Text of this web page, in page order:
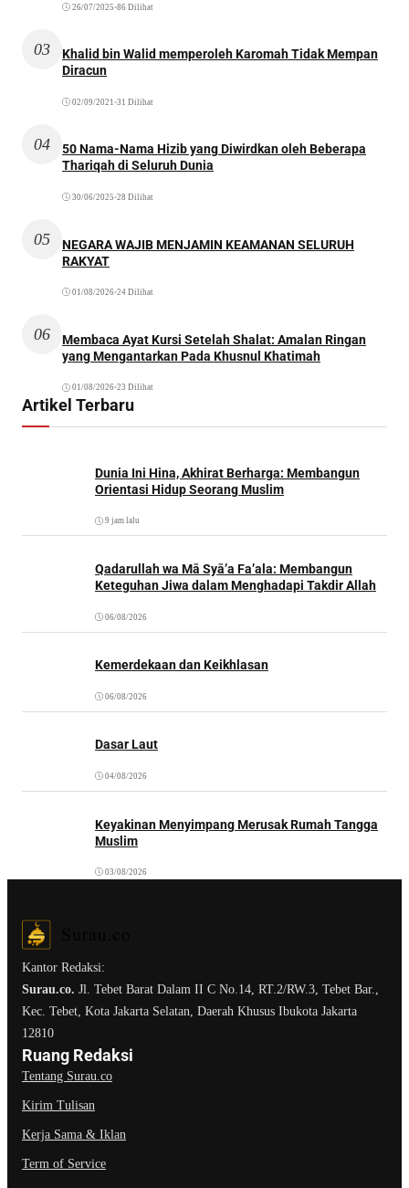
26/07/2025 •86 Dilihat
03
Khalid bin Walid memperoleh Karomah Tidak Mempan
Diracun
02/09/2021 •31 Dilihat
04
50 Nama-Nama Hizib yang Diwirdkan oleh Beberapa
Thariqah di Seluruh Dunia
30/06/2025 •28 Dilihat
05
NEGARA WAJIB MENJAMIN KEAMANAN SELURUH
RAKYAT
01/08/2026•24 Dilihat
06
Membaca Ayat Kursi Setelah Shalat: Amalan Ringan
yang Mengantarkan Pada Khusnul Khatimah
01/08/2026•23 Dilihat
Artikel Terbaru
Dunia Ini Hina, Akhirat Berharga: Membangun
Orientasi Hidup Seorang Muslim
9 jam lalu
Qadarullah wa Mā Syā’a Fa’ala: Membangun
Keteguhan Jiwa dalam Menghadapi Takdir Allah
06/08/2026
Kemerdekaan dan Keikhlasan
06/08/2026
Dasar Laut
04/08/2026
Keyakinan Menyimpang Merusak Rumah Tangga
Muslim
03/08/2026
Kantor Redaksi:
Surau.co. Jl. Tebet Barat Dalam II C No.14, RT.2/RW.3, Tebet Bar.,
Kec. Tebet, Kota Jakarta Selatan, Daerah Khusus Ibukota Jakarta
12810
Ruang Redaksi
Tentang Surau.co
Kirim Tulisan
Kerja Sama & Iklan
Term of Service